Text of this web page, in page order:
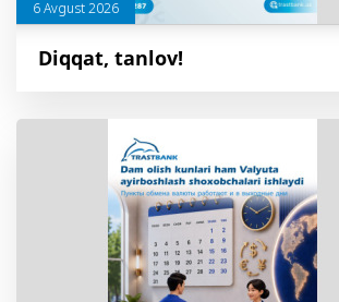
6 Avgust 2026
Diqqat, tanlov!